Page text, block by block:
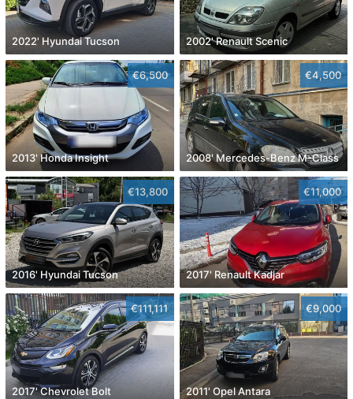
2022' Hyundai Tucson 2002' Renault Scenic
€6,500
2013' Honda Insight
€4,500
2008' Mercedes-Benz M-Class
€13,800
2016' Hyundai Tucson
€11,000
2017' Renault Kadjar
€111,111
2017' Chevrolet Bolt
€9,000
2011' Opel Antara